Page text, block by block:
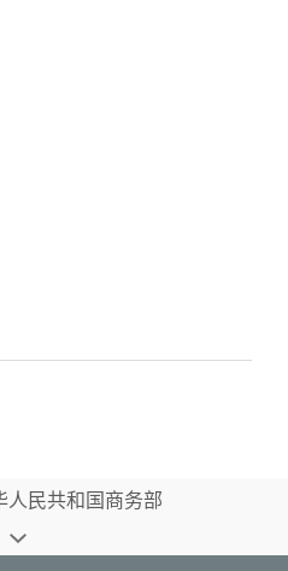
人民共和国商务部